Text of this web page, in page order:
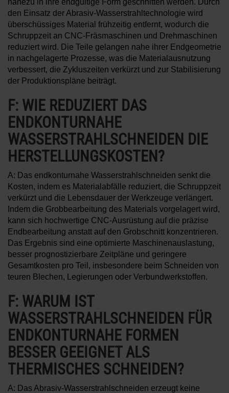
den Einsatz der Abrasiv-Wasserstrahltechnologie wird
überschüssiges Material frühzeitig entfernt, wodurch die
Schruppzeit an CNC-Fräsmaschinen und Drehmaschinen
reduziert wird. Die Teile gelangen nahe ihrer Endgeometrie
in nachgelagerte Prozesse, was die Materialausnutzung
verbessert, die Zykluszeiten verkürzt und zur Stabilisierung
der Produktionspläne beiträgt.
F: WIE REDUZIERT DAS
ENDKONTURNAHE
WASSERSTRAHLSCHNEIDEN DIE
HERSTELLUNGSKOSTEN?
A: Das endkonturnahe Wasserstrahlschneiden senkt die
Kosten, indem es Materialabfälle reduziert, die Schruppzeit
verkürzt und die Lebensdauer der Werkzeuge verlängert.
Indem die Grobbearbeitung des Materials vorgelagert wird,
kann sich hochwertige CNC-Ausrüstung auf die präzise
Endbearbeitung anstatt auf den Grobschnitt konzentrieren.
Das Ergebnis sind eine optimierte Maschinenauslastung,
besser prognostizierbare Zeitpläne und geringere
Gesamtkosten pro Teil, insbesondere beim Schneiden von
teuren Blechen, Legierungen oder Verbundwerkstoffen.
F: WARUM IST
WASSERSTRAHLSCHNEIDEN FÜR
ENDKONTURNAHE FORMEN
BESSER GEEIGNET ALS
THERMISCHES SCHNEIDEN?
A: Das Abrasiv-Wasserstrahlschneiden erzeugt keine